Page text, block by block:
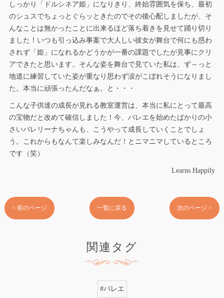
しっかり「ドルシネア姫」になりきり、終始雰囲気を保ち、最初
のシュスでちょっとぐらッときたのでその後心配しましたが、そ
んなことは無かったことに出来るほど落ち着きを見せて踊り切り
ました！いつも引っ込み事案で大人しい彼女が舞台で何にも惑わ
されず「姫」になれるかどうかが一番の課題でしたが見事にクリ
アできたと思います。そんな姿を舞台で見ていた私は、ず～っと
地道に練習していた姿が重なり思わず涙がこぼれそうになりまし
た。本当に頑張ったんだなぁ。と・・・
こんな子供達の成長が見れる教室運営は、本当に私にとって最高
の宝物だと改めて確信しました！今、バレエを始めたばかりの小
さいバレリーナちゃんも、こうやって成長していくことでしょ
う。これからもなんて楽しみなんだ！とニマニマしているところ
です（笑）
Learns Happily
< 前のページ 一覧に戻る 次のページ >
関連タグ
#バレエ